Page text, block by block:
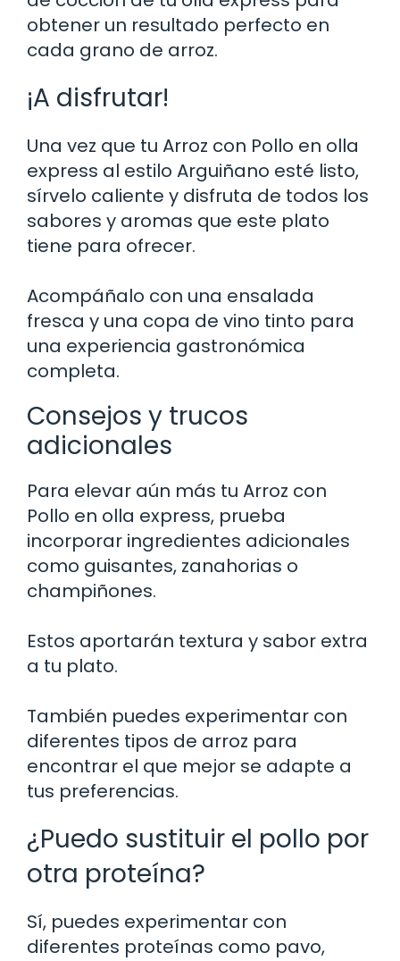
obtener un resultado perfecto en
cada grano de arroz.
¡A disfrutar!
Una vez que tu Arroz con Pollo en olla
express al estilo Arguiñano esté listo,
sírvelo caliente y disfruta de todos los
sabores y aromas que este plato
tiene para ofrecer.
Acompáñalo con una ensalada
fresca y una copa de vino tinto para
una experiencia gastronómica
completa.
Consejos y trucos
adicionales
Para elevar aún más tu Arroz con
Pollo en olla express, prueba
incorporar ingredientes adicionales
como guisantes, zanahorias o
champiñones.
Estos aportarán textura y sabor extra
a tu plato.
También puedes experimentar con
diferentes tipos de arroz para
encontrar el que mejor se adapte a
tus preferencias.
¿Puedo sustituir el pollo por
otra proteína?
Sí, puedes experimentar con
diferentes proteínas como pavo,